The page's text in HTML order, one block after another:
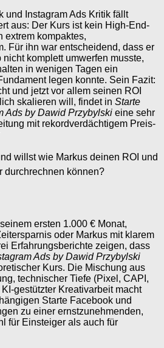
und Instagram Ads Kritik fällt
aus: Der Kurs ist kein High-End-
extrem kompaktes,
Für ihn war entscheidend, dass er
komplett umwerfen musste,
in wenigen Tagen ein
legen konnte. Sein Fazit:
und jetzt vor allem seinen ROI
skalieren will, findet in Starte
Ads by Dawid Przybylski eine sehr
mit rekordverdächtigem Preis-
willst wie Markus deinen ROI und
durchrechnen können?
ersten 1.000 € Monat,
oder Markus mit klarem
Erfahrungsberichte zeigen, dass
Ads by Dawid Przybylski
Kurs. Die Mischung aus
technischer Tiefe (Pixel, CAPI,
Kreativarbeit macht
Starte Facebook und
zu einer ernstzunehmenden,
für Einsteiger als auch für